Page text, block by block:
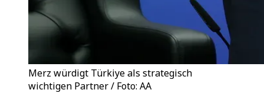
Merz würdigt Türkiye als strategisch
wichtigen Partner / Foto: AA